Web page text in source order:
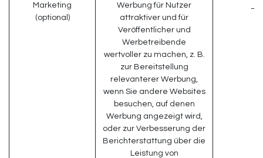
Marketing
(optional)
Werbung für Nutzer
attraktiver und für
Veröffentlicher und
Werbetreibende
wertvoller zu machen, z. B.
zur Bereitstellung
relevanterer Werbung,
wenn Sie andere Websites
besuchen, auf denen
Werbung angezeigt wird,
oder zur Verbesserung der
Berichterstattung über die
Leistung von